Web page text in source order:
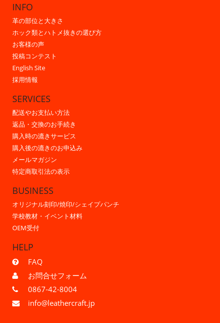
INFO
革の部位と大きさ
ホック類とハトメ抜きの選び方
お客様の声
投稿コンテスト
English Site
採用情報
SERVICES
配送やお支払い方法
返品・交換のお手続き
購入時の漉きサービス
購入後の漉きのお申込み
メールマガジン
特定商取引法の表示
BUSINESS
オリジナル刻印/焼印/シェイプパンチ
学校教材・イベント材料
OEM受付
HELP
FAQ
お問合せフォーム
0867-42-8004
info@leathercraft.jp